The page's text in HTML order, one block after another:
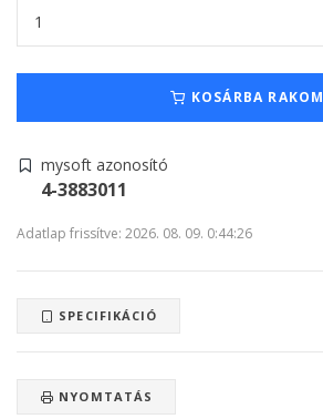
KOSÁRBA RAKOM
mysoft azonosító
4-3883011
Adatlap frissítve: 2026. 08. 09. 0:44:26
SPECIFIKÁCIÓ
NYOMTATÁS